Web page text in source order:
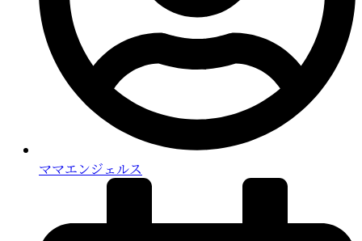
ママエンジェルス